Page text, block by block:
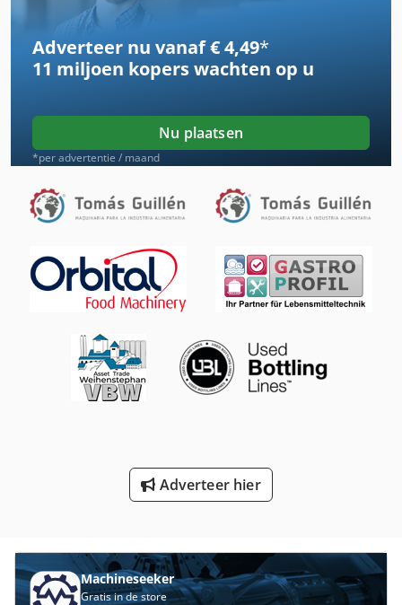
Ka 77
Laden Koelkast
Ls 703
Matten
Mb 322
Meten Van De Plaat
Mi Nn
Platform Type Mb
Werken Voertuig
Adverteer nu vanaf € 4,49*
11 miljoen koperswachten op u
Nu plaatsen
*per advertentie / maand
Adverteer hier
Machineseeker
Gratis in de store